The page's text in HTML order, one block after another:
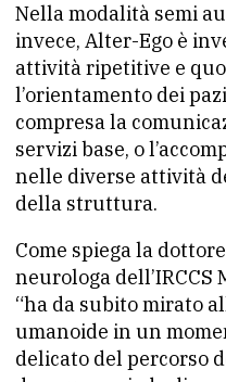
Nella modalità semi
invece, Alter-Ego è
attività ripetitive e
l’orientamento dei
compresa la
servizi base, o
nelle diverse attività
della struttura.
Come spiega la
neurologa
“ha da subito mirato
umanoide in un
delicato del percorso